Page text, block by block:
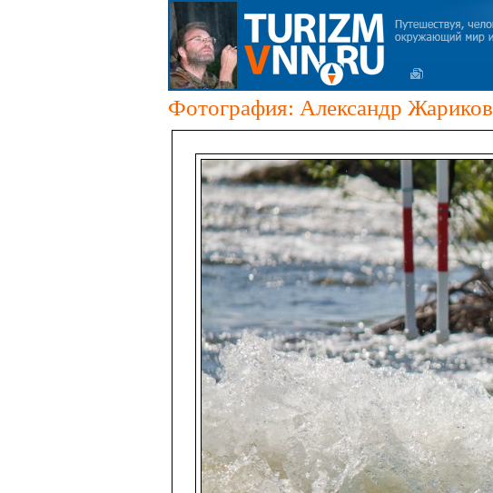
Фотография: Александр Жариков